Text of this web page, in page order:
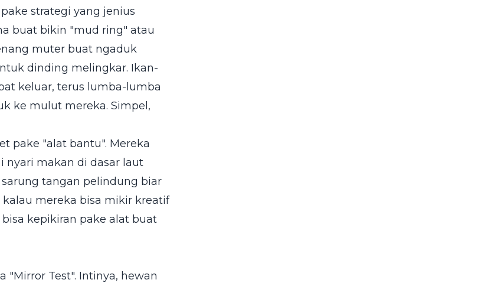
strategi yang jenius
buat bikin "mud ring" atau
muter buat ngaduk
dinding melingkar. Ikan-
keluar, terus lumba-lumba
ke mulut mereka. Simpel,
pake "alat bantu". Mereka
nyari makan di dasar laut
tangan pelindung biar
mereka bisa mikir kreatif
kepikiran pake alat buat
"Mirror Test". Intinya, hewan